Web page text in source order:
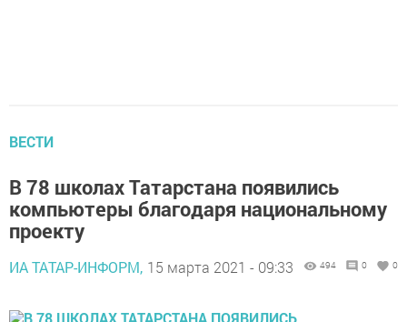
ВЕСТИ
В 78 школах Татарстана появились
компьютеры благодаря национальному
проекту
ИА ТАТАР-ИНФОРМ, 15 марта 2021 - 09:33 494 0 0